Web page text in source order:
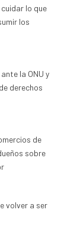
lo que
los
la ONU y
derechos
de
sobre
volver a ser